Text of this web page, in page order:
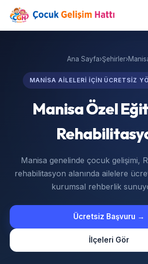
Ana Sayfa›Şehirler›
MANISA AILELERI IÇIN ÜCRETSIZ
Manisa Özel
Manisa genelinde çocuk gelişimi,
rehabilitasyon alanında ailelere
kurumsal rehberlik
Ücretsiz Başvuru →
İlçeleri Gör